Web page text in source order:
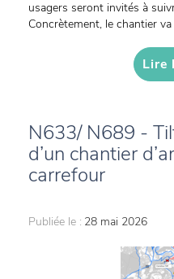
usagers seront invités à
Concrètement, le chantier
Lire
N633/ N689 -
d’un chantier
carrefour
Publiée le : 28 mai 2026